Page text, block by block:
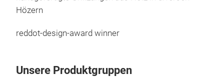
Hözern
reddot-design-award winner
Unsere Produktgruppen